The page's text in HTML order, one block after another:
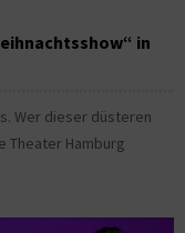
in
Wer dieser düsteren
Theater Hamburg